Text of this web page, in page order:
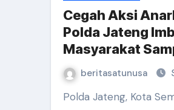
Cegah Aksi
Polda Jateng
Masyarakat
Aspirasi Sesuai
Undang-Undang
beritasatunusa
Polda Jateng, Kota Semarang | Polda Jawa